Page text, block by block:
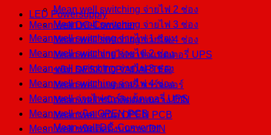
Mean well switching จ่ายไฟ 2 ช่อง
Mean well switching จ่ายไฟ 3 ช่อง
Mean well switching จ่ายไฟ 4 ช่อง
Mean well จ่ายไฟชาร์จแบตเตอรี่ UPS
ชนิด DESKTOP/ADAPTER
Mean well แบตเตอรี่ ชาร์จเจอร์
Mean well ชนิดติดตั้งบนราง DIN
Mean well ชนิด OPEN PCB
Mean well DC-Converter
LED Powersupply
Mean well DC-Converter
Mean well switching จ่ายไฟ 1 ช่อง
Mean well switching จ่ายไฟ 2 ช่อง
Mean well switching จ่ายไฟ 3 ช่อง
Mean well switching จ่ายไฟ 4 ช่อง
Mean well จ่ายไฟชาร์จแบตเตอรี่ UPS
Mean well ชนิด OPEN PCB
Mean well ชนิดติดตั้งบนราง DIN